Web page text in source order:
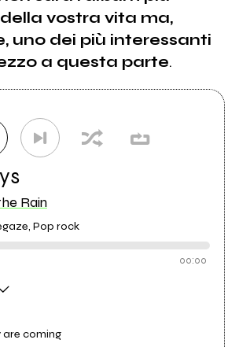
vostra vita ma,
uno dei più interessanti
a questa parte.
Rain
Pop rock
00:00
are coming